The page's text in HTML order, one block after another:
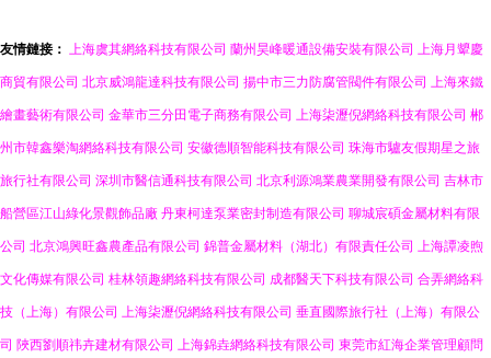
友情鏈接： 上海虞其網絡科技有限公司 蘭州昊峰暖通設備安裝有限公司 上海月顰慶
商貿有限公司 北京威鴻龍達科技有限公司 揚中市三力防腐管閥件有限公司 上海來鐵
繪畫藝術有限公司 金華市三分田電子商務有限公司 上海柒瀝倪網絡科技有限公司 郴
州市韓鑫樂淘網絡科技有限公司 安徽德順智能科技有限公司 珠海市驢友假期星之旅
旅行社有限公司 深圳市醫信通科技有限公司 北京利源鴻業農業開發有限公司 吉林市
船營區江山綠化景觀飾品廠 丹東柯達泵業密封制造有限公司 聊城宸碩金屬材料有限
公司 北京鴻興旺鑫農產品有限公司 錦普金屬材料（湖北）有限責任公司 上海譚凌煦
文化傳媒有限公司 桂林領趣網絡科技有限公司 成都醫天下科技有限公司 合弄網絡科
技（上海）有限公司 上海柒瀝倪網絡科技有限公司 垂直國際旅行社（上海）有限公
司 陜西劉順祎卉建材有限公司 上海錦垚網絡科技有限公司 東莞市紅海企業管理顧問